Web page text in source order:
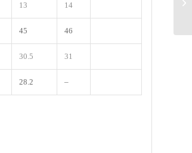
13 14
45 46
30.5 31
28.2 –